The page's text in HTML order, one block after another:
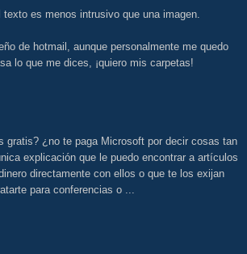
es menos intrusivo que una imagen.
de hotmail, aunque personalmente me quedo
lo que me dices, ¡quiero mis carpetas!
gratis? ¿no te paga Microsoft por decir cosas tan
explicación que le puedo encontrar a artículos
directamente con ellos o que te los exijan
para conferencias o ...